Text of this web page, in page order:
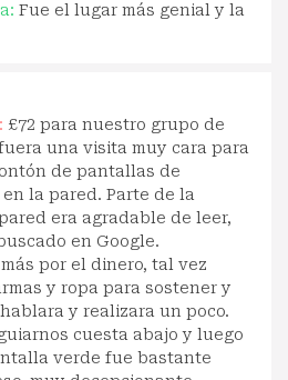
Fue el lugar más genial y la
£72 para nuestro grupo de
una visita muy cara para
de pantallas de
la pared. Parte de la
era agradable de leer,
en Google.
por el dinero, tal vez
y ropa para sostener y
y realizara un poco.
cuesta abajo y luego
verde fue bastante